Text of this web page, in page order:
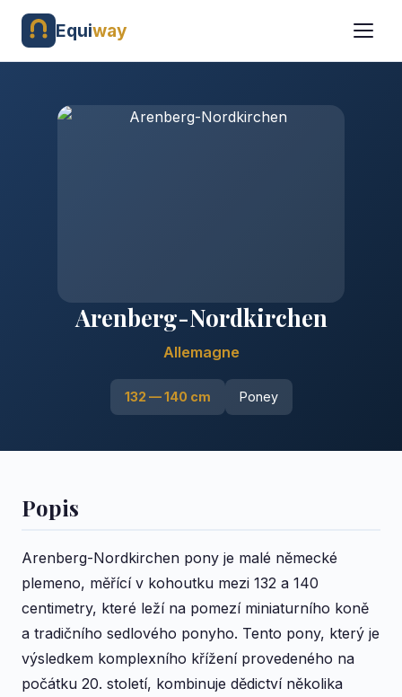
Equiway
Arenberg-Nordkirchen
Allemagne
132 — 140 cm Poney
Popis
Arenberg-Nordkirchen pony je malé německé
plemeno, měřící v kohoutku mezi 132 a 140
centimetry, které leží na pomezí miniaturního koně
a tradičního sedlového ponyho. Tento pony, který je
výsledkem komplexního křížení provedeného na
počátku 20. století, kombinuje dědictví několika